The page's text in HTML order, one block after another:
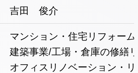
吉田 俊介
マンション・住宅リフォー
建築事業/工場・倉庫の修繕
オフィスリノベーション・